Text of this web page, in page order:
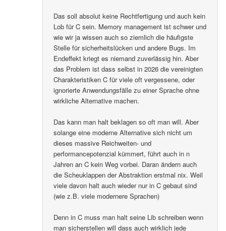
Das soll absolut keine Rechtfertigung und auch kein
Lob für C sein. Memory management ist schwer und
wie wir ja wissen auch so ziemlich die häufigste
Stelle für sicherheitslücken und andere Bugs. Im
Endeffekt kriegt es niemand zuverlässig hin. Aber
das Problem ist dass selbst in 2026 die vereinigten
Charakteristiken C für viele oft vergessene, oder
ignorierte Anwendungsfälle zu einer Sprache ohne
wirkliche Alternative machen.
Das kann man halt beklagen so oft man will. Aber
solange eine moderne Alternative sich nicht um
dieses massive Reichweiten- und
performancepotenzial kümmert, führt auch in n
Jahren an C kein Weg vorbei. Daran ändern auch
die Scheuklappen der Abstraktion erstmal nix. Weil
viele davon halt auch wieder nur in C gebaut sind
(wie z.B. viele modernere Sprachen)
Denn in C muss man halt seine Lib schreiben wenn
man sicherstellen will dass auch wirklich jede